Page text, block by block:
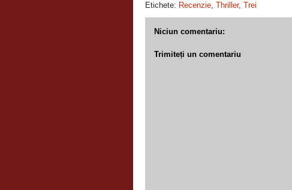
Etichete: Recenzie, Thriller, Trei
Niciun comentariu:
Trimiteți un comentariu